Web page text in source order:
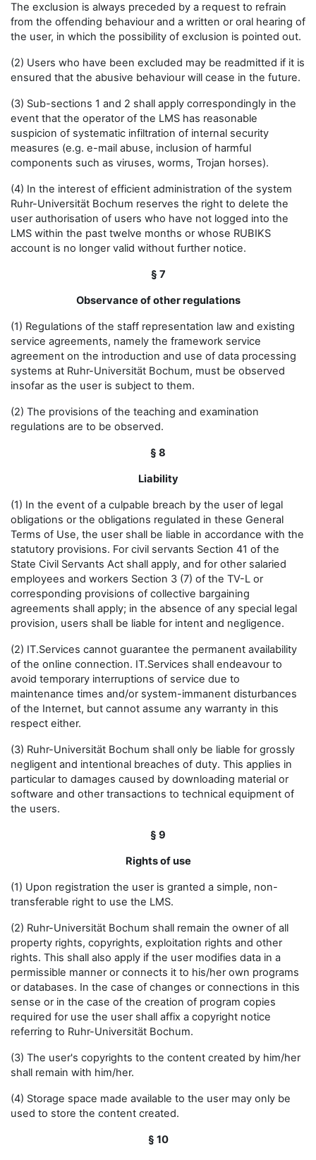
The exclusion is always preceded by a request to refrain
from the offending behaviour and a written or oral hearing of
the user, in which the possibility of exclusion is pointed out.
(2) Users who have been excluded may be readmitted if it is
ensured that the abusive behaviour will cease in the future.
(3) Sub-sections 1 and 2 shall apply correspondingly in the
event that the operator of the LMS has reasonable
suspicion of systematic infiltration of internal security
measures (e.g. e-mail abuse, inclusion of harmful
components such as viruses, worms, Trojan horses).
(4) In the interest of efficient administration of the system
Ruhr-Universität Bochum reserves the right to delete the
user authorisation of users who have not logged into the
LMS within the past twelve months or whose RUBIKS
account is no longer valid without further notice.
§ 7
Observance of other regulations
(1) Regulations of the staff representation law and existing
service agreements, namely the framework service
agreement on the introduction and use of data processing
systems at Ruhr-Universität Bochum, must be observed
insofar as the user is subject to them.
(2) The provisions of the teaching and examination
regulations are to be observed.
§ 8
Liability
(1) In the event of a culpable breach by the user of legal
obligations or the obligations regulated in these General
Terms of Use, the user shall be liable in accordance with the
statutory provisions. For civil servants Section 41 of the
State Civil Servants Act shall apply, and for other salaried
employees and workers Section 3 (7) of the TV-L or
corresponding provisions of collective bargaining
agreements shall apply; in the absence of any special legal
provision, users shall be liable for intent and negligence.
(2) IT.Services cannot guarantee the permanent availability
of the online connection. IT.Services shall endeavour to
avoid temporary interruptions of service due to
maintenance times and/or system-immanent disturbances
of the Internet, but cannot assume any warranty in this
respect either.
(3) Ruhr-Universität Bochum shall only be liable for grossly
negligent and intentional breaches of duty. This applies in
particular to damages caused by downloading material or
software and other transactions to technical equipment of
the users.
§ 9
Rights of use
(1) Upon registration the user is granted a simple, non-
transferable right to use the LMS.
(2) Ruhr-Universität Bochum shall remain the owner of all
property rights, copyrights, exploitation rights and other
rights. This shall also apply if the user modifies data in a
permissible manner or connects it to his/her own programs
or databases. In the case of changes or connections in this
sense or in the case of the creation of program copies
required for use the user shall affix a copyright notice
referring to Ruhr-Universität Bochum.
(3) The user's copyrights to the content created by him/her
shall remain with him/her.
(4) Storage space made available to the user may only be
used to store the content created.
§ 10